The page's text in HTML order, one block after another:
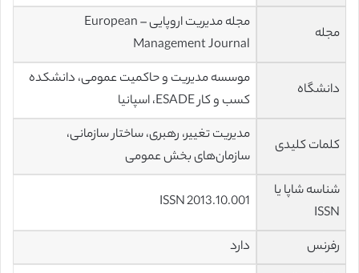
مجله
مجله مدیریت اروپایی – European
Management Journal
دانشگاه
موسسه مدیریت و حاکمیت عمومی، دانشکده
کسب و کار ESADE، اسپانیا
کلمات کلیدی
مدیریت تغییر، رهبری، ساختار سازمانی،
سازمان‌های بخش عمومی
شناسه شاپا یا
ISSN
ISSN 2013.10.001
رفرنس
دارد